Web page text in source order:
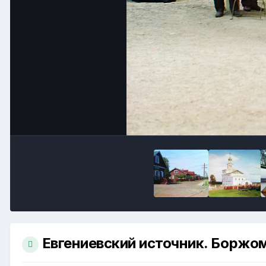
Евгениевский источник.